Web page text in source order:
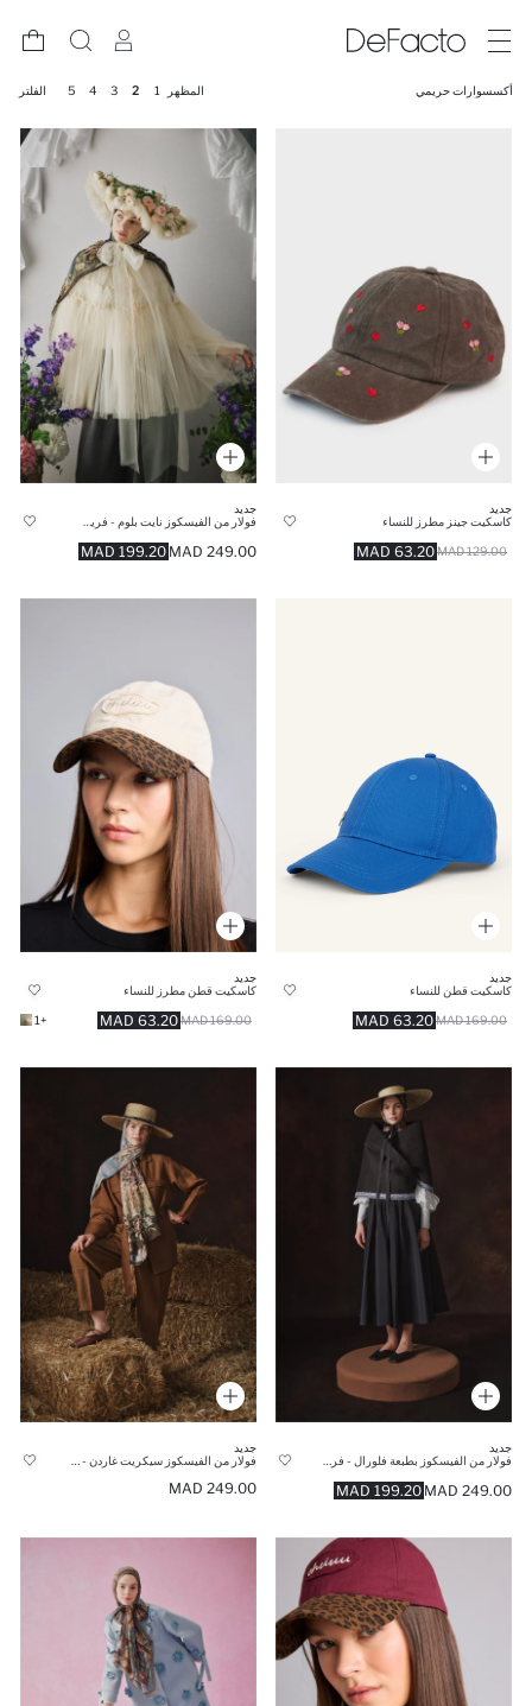
أكسسوارات حريمي المظهر 1
2
3
4
5 الفلتر
جديد
كاسكيت جينز مطرز للنساء
63.20 MAD 129.00 MAD
جديد
199.20 MAD 249.00 MAD
جديد
كاسكيت قطن للنساء
63.20 MAD 169.00 MAD
جديد
كاسكيت قطن مطرز للنساء
63.20 MAD 169.00 MAD
+1
جديد
199.20 MAD 249.00 MAD
جديد
249.00 MAD